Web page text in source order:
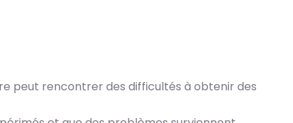
peut rencontrer des difficultés à obtenir des